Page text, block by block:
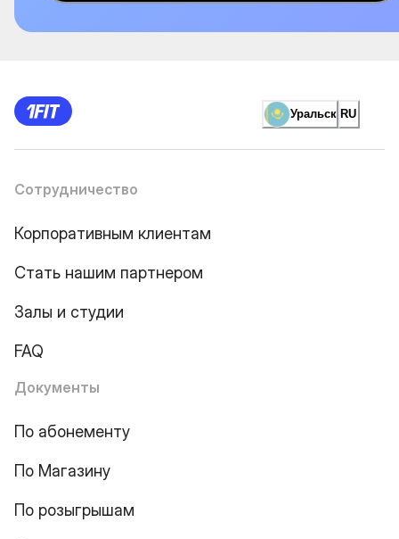
Уральск RU
Сотрудничество
Корпоративным клиентам
Стать нашим партнером
Залы и студии
FAQ
Документы
По абонементу
По Магазину
По розыгрышам